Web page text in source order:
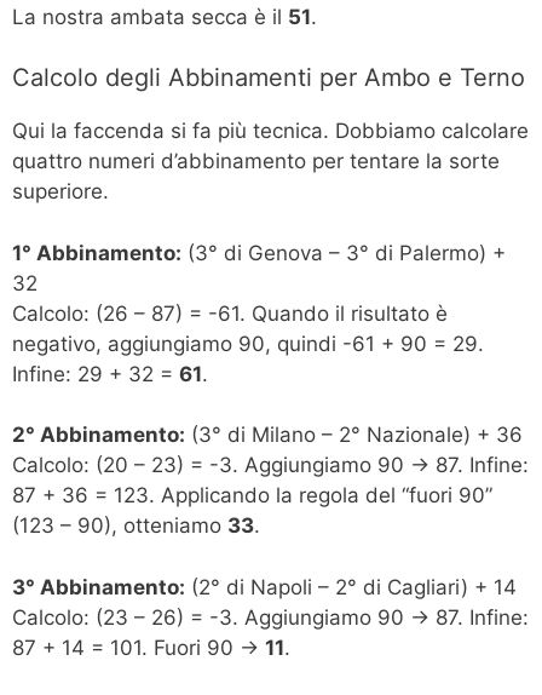
La nostra ambata secca è il 51.
Calcolo degli Abbinamenti per Ambo e Terno
Qui la faccenda si fa più tecnica. Dobbiamo calcolare
quattro numeri d’abbinamento per tentare la sorte
superiore.
1° Abbinamento: (3° di Genova – 3° di Palermo) +
32
Calcolo: (26 – 87) = -61. Quando il risultato è
negativo, aggiungiamo 90, quindi -61 + 90 = 29.
Infine: 29 + 32 = 61.
2° Abbinamento: (3° di Milano – 2° Nazionale) + 36
Calcolo: (20 – 23) = -3. Aggiungiamo 90 -> 87. Infine:
87 + 36 = 123. Applicando la regola del “fuori 90”
(123 – 90), otteniamo 33.
3° Abbinamento: (2° di Napoli – 2° di Cagliari) + 14
Calcolo: (23 – 26) = -3. Aggiungiamo 90 -> 87. Infine:
87 + 14 = 101. Fuori 90 -> 11.